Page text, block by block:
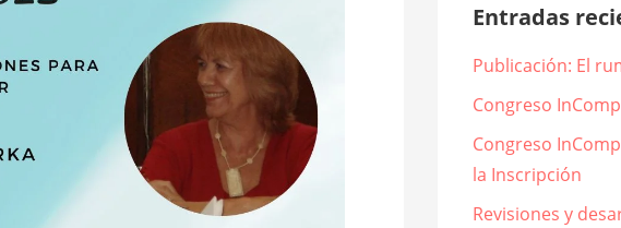
Entradas
Publicación: El
Congreso
Congreso
la Inscripción
Revisiones y